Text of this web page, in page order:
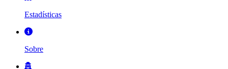
Estadísticas
Sobre